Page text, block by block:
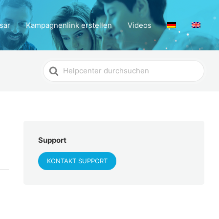
Kampagnenlink erstellen Videos
Search
For
Support
KONTAKT SUPPORT